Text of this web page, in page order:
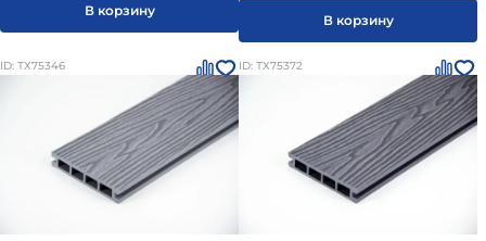
В корзину
В корзину
ID: ТХ75346 ID: ТХ75372